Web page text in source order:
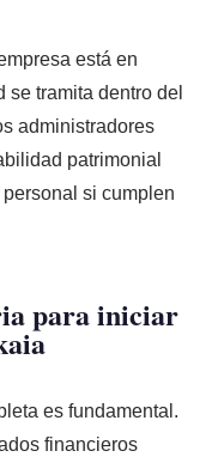
está en
se tramita dentro del
administradores
patrimonial
si cumplen
para iniciar
es fundamental.
financieros